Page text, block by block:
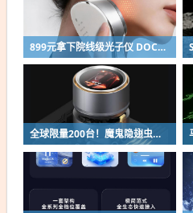
899元拿下院线级光子仪 DOCO童颜超光炮小米有品众筹上线
全球限量200台！魔鬼隐翅虫欧米伽L36 Ultra液冷预售：可动冷头售2999元